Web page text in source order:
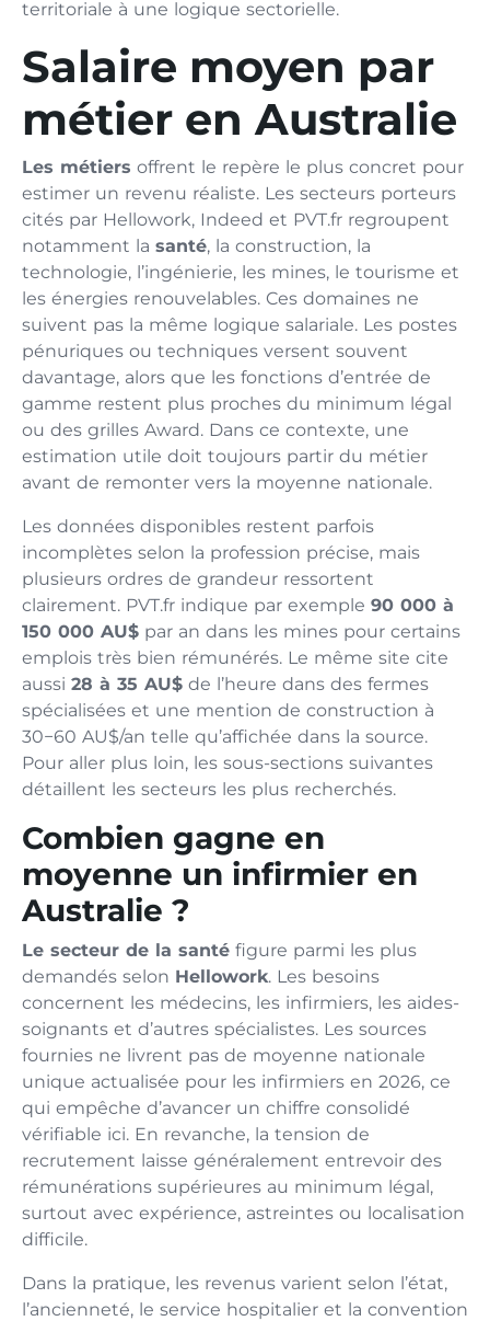
territoriale à une logique sectorielle.
Salaire moyen par
métier en Australie
Les métiers offrent le repère le plus concret pour
estimer un revenu réaliste. Les secteurs porteurs
cités par Hellowork, Indeed et PVT.fr regroupent
notamment la santé, la construction, la
technologie, l’ingénierie, les mines, le tourisme et
les énergies renouvelables. Ces domaines ne
suivent pas la même logique salariale. Les postes
pénuriques ou techniques versent souvent
davantage, alors que les fonctions d’entrée de
gamme restent plus proches du minimum légal
ou des grilles Award. Dans ce contexte, une
estimation utile doit toujours partir du métier
avant de remonter vers la moyenne nationale.
Les données disponibles restent parfois
incomplètes selon la profession précise, mais
plusieurs ordres de grandeur ressortent
clairement. PVT.fr indique par exemple 90 000 à
150 000 AU$ par an dans les mines pour certains
emplois très bien rémunérés. Le même site cite
aussi 28 à 35 AU$ de l’heure dans des fermes
spécialisées et une mention de construction à
30−60 AU$/an telle qu’affichée dans la source.
Pour aller plus loin, les sous-sections suivantes
détaillent les secteurs les plus recherchés.
Combien gagne en
moyenne un infirmier en
Australie ?
Le secteur de la santé figure parmi les plus
demandés selon Hellowork. Les besoins
concernent les médecins, les infirmiers, les aides-
soignants et d’autres spécialistes. Les sources
fournies ne livrent pas de moyenne nationale
unique actualisée pour les infirmiers en 2026, ce
qui empêche d’avancer un chiffre consolidé
vérifiable ici. En revanche, la tension de
recrutement laisse généralement entrevoir des
rémunérations supérieures au minimum légal,
surtout avec expérience, astreintes ou localisation
difficile.
Dans la pratique, les revenus varient selon l’état,
l’ancienneté, le service hospitalier et la convention